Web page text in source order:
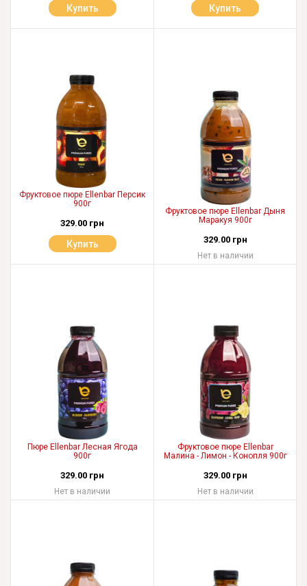
Купить Купить
Фруктовое пюре Ellenbar Персик
900г
329.00 грн
Купить
Фруктовое пюре Ellenbar Дыня
Маракуя 900г
329.00 грн
Нет в наличии
Пюре Ellenbar Лесная Ягода
900г
329.00 грн
Нет в наличии
Фруктовое пюре Ellenbar
Малина - Лимон - Конопля 900г
329.00 грн
Нет в наличии